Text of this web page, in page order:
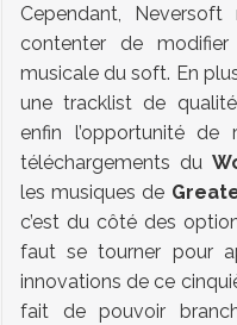
Cependant, Neversoft
contenter de
musicale du soft. En
une tracklist de
enfin l’opportunité de
téléchargements du
les musiques de
c’est du côté des
faut se tourner pour
innovations de ce
fait de pouvoir